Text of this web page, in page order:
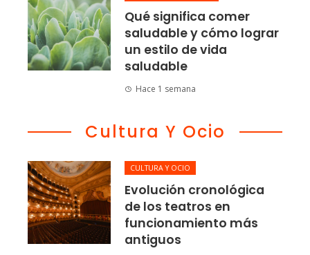
Qué significa comer
saludable y cómo lograr
un estilo de vida
saludable
Hace 1 semana
Cultura Y Ocio
CULTURA Y OCIO
Evolución cronológica
de los teatros en
funcionamiento más
antiguos